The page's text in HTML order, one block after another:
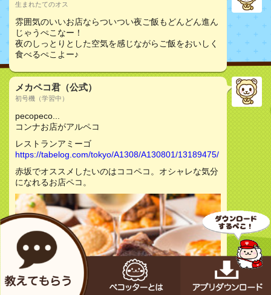
生まれたてのオス
雰囲気のいいお店ならついつい夜ご飯もどんどん進ん
じゃうぺこなー！
夜のしっとりとした空気を感じながらご飯をおいしく
食べるぺこよー♪
メカペコ君（公式）
初号機（学習中）
pecopeco...
コンナお店がアルペコ
レストランアミーゴ
https://tabelog.com/tokyo/A1308/A130801/13189475/
赤坂でオススメしたいのはココペコ。オシャレな気分
になれるお店ペコ。